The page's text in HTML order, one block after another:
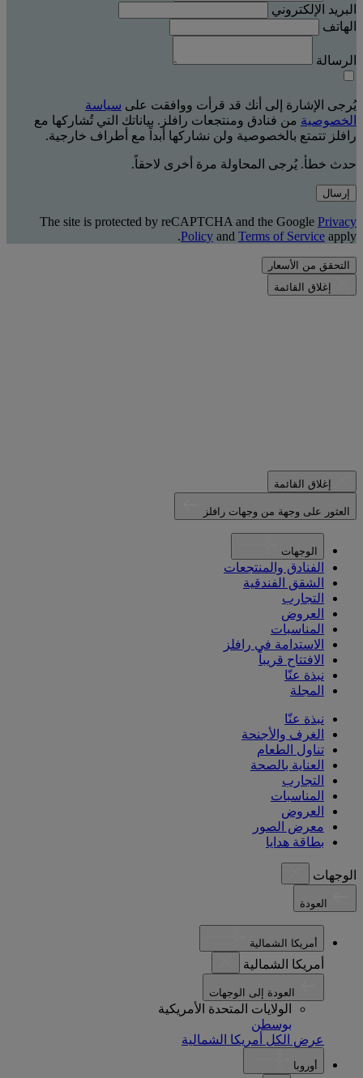
البريد الإلكتروني
الهاتف
الرسالة
يُرجى الإشارة إلى أنك قد قرأت ووافقت على سياسة
الخصوصية من فنادق ومنتجعات رافلز. بياناتك التي تُشاركها مع
رافلز تتمتع بالخصوصية ولن نشاركها أبداً مع أطراف خارجية.
حدث خطأ. يُرجى المحاولة مرة أخرى لاحقاً.
إرسال
The site is protected by reCAPTCHA and the Google Privacy
Policy and Terms of Service apply.
التحقق من الأسعار
إغلاق القائمة
إغلاق القائمة
العثور على وجهة من وجهات رافلز
الوجهات
الفنادق والمنتجعات
الشقق الفندقية
التجارب
العروض
المناسبات
الاستدامة في رافلز
الافتتاح قريباً
نبذة عنّا
المجلة
نبذة عنّا
الغرف والأجنحة
تناول الطعام
العناية بالصحة
التجارب
المناسبات
العروض
معرض الصور
بطاقة هدايا
الوجهات
أمريكا الشمالية
أمريكا الشمالية
الولايات المتحدة الأمريكية
بوسطن
عرض الكل أمريكا الشمالية
أوروبا